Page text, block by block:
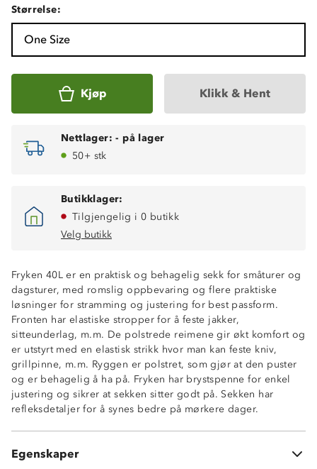
Størrelse:
One Size
Kjøp Klikk & Hent
Nettlager: - på lager
50+ stk
Butikklager:
Tilgjengelig i 0 butikk
Velg butikk
Fryken 40L er en praktisk og behagelig sekk for småturer og
dagsturer, med romslig oppbevaring og flere praktiske
løsninger for stramming og justering for best passform.
Fronten har elastiske stropper for å feste jakker,
sitteunderlag, m.m. De polstrede reimene gir økt komfort og
er utstyrt med en elastisk strikk hvor man kan feste kniv,
grillpinne, m.m. Ryggen er polstret, som gjør at den puster
og er behagelig å ha på. Fryken har brystspenne for enkel
justering og sikrer at sekken sitter godt på. Sekken har
refleksdetaljer for å synes bedre på mørkere dager.
Egenskaper
Mål: 52 cm høy
Vektkapasitet: 13 - 15 kg
Myk og ventilerende polstring
Justerbar brystspenne
Justerbare skulderstropper
2 flaskelommer
Hovedrom med åpen lomme i ryggen
1 romslig ytterlomme med glidelås og ekstra åpen
lomme
Strikkfester i front
Refleksdetaljer